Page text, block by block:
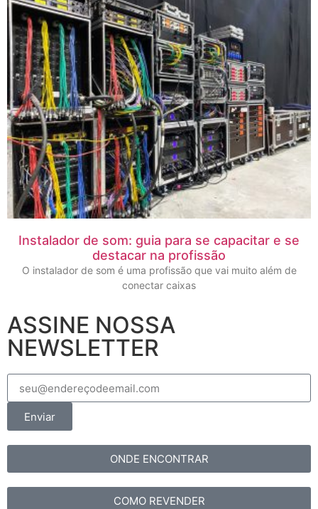
Instalador de som: guia para se capacitar e se
destacar na profissão
O instalador de som é uma profissão que vai muito além de
conectar caixas
ASSINE NOSSA
NEWSLETTER
Enviar
ONDE ENCONTRAR
COMO REVENDER